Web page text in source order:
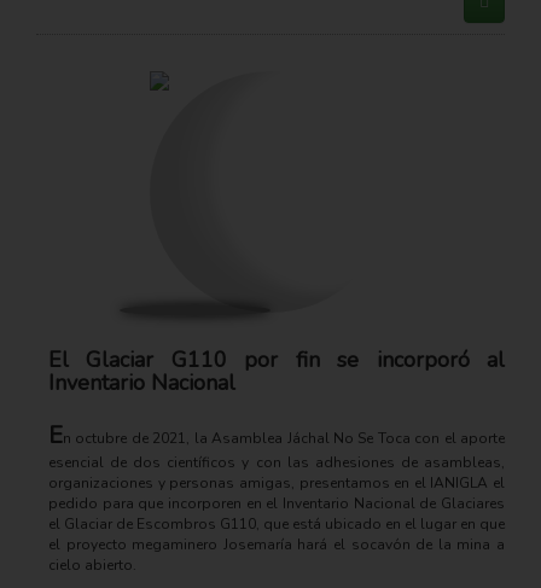
El Glaciar G110 por fin se incorporó al
Inventario Nacional
En octubre de 2021, la Asamblea Jáchal No Se Toca con el aporte
esencial de dos científicos y con las adhesiones de asambleas,
organizaciones y personas amigas, presentamos en el IANIGLA el
pedido para que incorporen en el Inventario Nacional de Glaciares
el Glaciar de Escombros G110, que está ubicado en el lugar en que
el proyecto megaminero Josemaría hará el socavón de la mina a
cielo abierto.